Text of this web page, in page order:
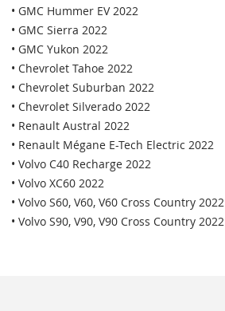
• GMC Hummer EV 2022
• GMC Sierra 2022
• GMC Yukon 2022
• Chevrolet Tahoe 2022
• Chevrolet Suburban 2022
• Chevrolet Silverado 2022
• Renault Austral 2022
• Renault Mégane E-Tech Electric 2022
• Volvo C40 Recharge 2022
• Volvo XC60 2022
• Volvo S60, V60, V60 Cross Country 2022
• Volvo S90, V90, V90 Cross Country 2022